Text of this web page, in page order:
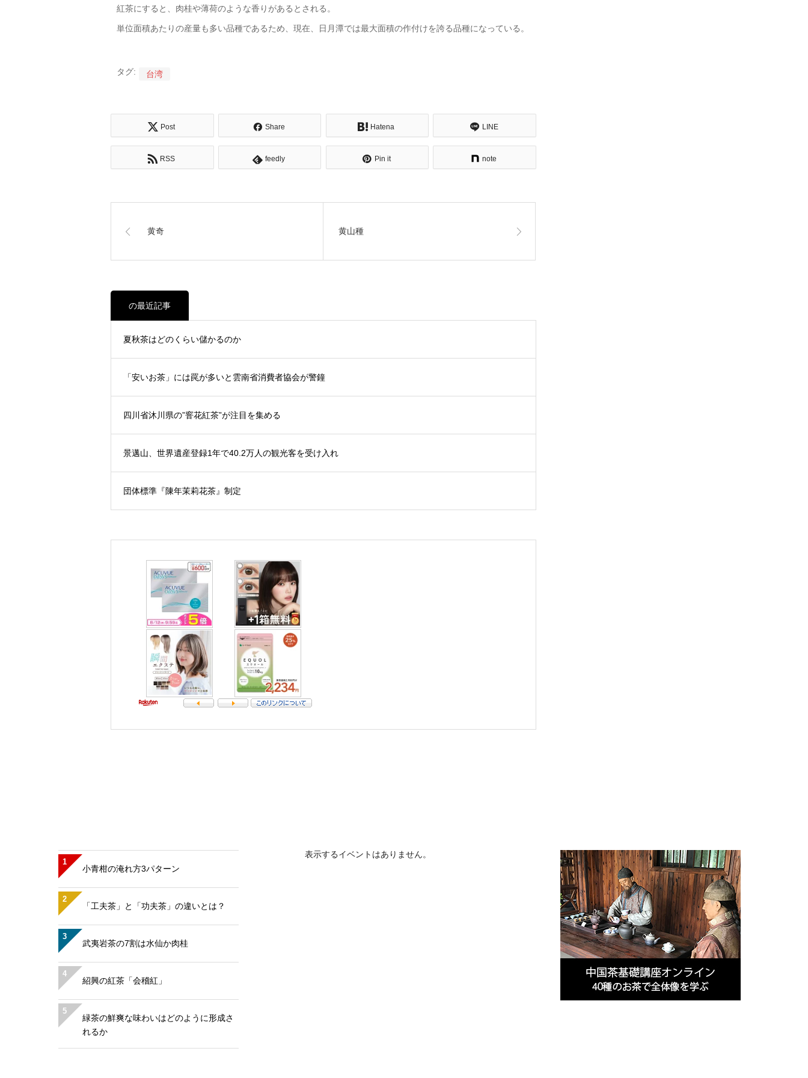
紅茶にすると、肉桂や薄荷のような香りがあるとされる。
単位面積あたりの産量も多い品種であるため、現在、日月潭では最大面積の作付けを誇る品種になっている。
タグ: 台湾
Post Share Hatena LINE
RSS feedly Pin it note
黄奇 黄山種
の最近記事
夏秋茶はどのくらい儲かるのか
「安いお茶」には罠が多いと雲南省消費者協会が警鐘
四川省沐川県の”窨花紅茶”が注目を集める
景邁山、世界遺産登録1年で40.2万人の観光客を受け入れ
団体標準『陳年茉莉花茶』制定
1
小青柑の淹れ方3パターン
2
「工夫茶」と「功夫茶」の違いとは？
3
武夷岩茶の7割は水仙か肉桂
4
紹興の紅茶「会稽紅」
5
緑茶の鮮爽な味わいはどのように形成さ
れるか
表示するイベントはありません。